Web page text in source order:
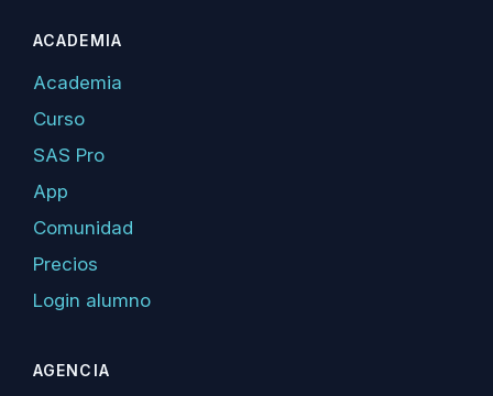
ACADEMIA
Academia
Curso
SAS Pro
App
Comunidad
Precios
Login alumno
AGENCIA